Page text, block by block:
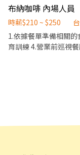
照顧者，只要你有意
以享有好康】 1.週休
有時候還會去唱歌超Chill 【交通方式】 1.公車站 國稅局宿
運象山站 走路10分鐘
布納咖啡 內場人員
時薪$210 ~ $250
1.依據餐單準備相關的食材 2.根據顧客的點單進行烹調
育訓練 4.營業前